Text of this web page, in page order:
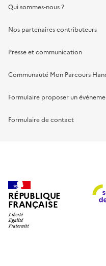
Qui sommes-nous ?
Nos partenaires contributeurs
Presse et communication
Communauté Mon Parcours
Formulaire proposer un
Formulaire de contact
RÉPUBLIQUE
FRANÇAISE